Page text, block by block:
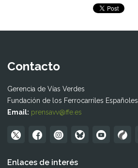
Contacto
Gerencia de Vías Verdes
Fundación de los Ferrocarriles Españoles
Email: prensavv@ffe.es
Enlaces de interés